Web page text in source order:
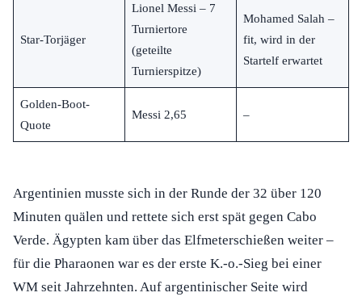
Star-Torjäger
Lionel Messi – 7
Turniertore
(geteilte
Turnierspitze)
Mohamed Salah –
fit, wird in der
Startelf erwartet
Golden-Boot-
Quote
Messi 2,65 –
Argentinien musste sich in der Runde der 32 über 120
Minuten quälen und rettete sich erst spät gegen Cabo
Verde. Ägypten kam über das Elfmeterschießen weiter –
für die Pharaonen war es der erste K.-o.-Sieg bei einer
WM seit Jahrzehnten. Auf argentinischer Seite wird